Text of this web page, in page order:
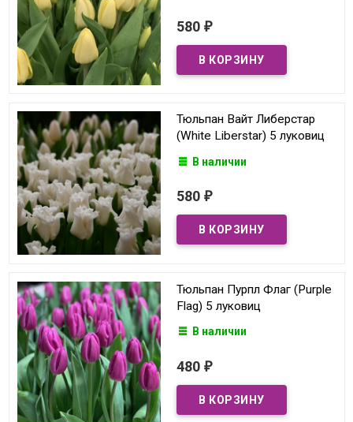
580 ₽
Тюльпан Вайт Либерстар
(White Liberstar) 5 луковиц
В наличии
580 ₽
Тюльпан Пурпл Флаг (Purple
Flag) 5 луковиц
В наличии
480 ₽